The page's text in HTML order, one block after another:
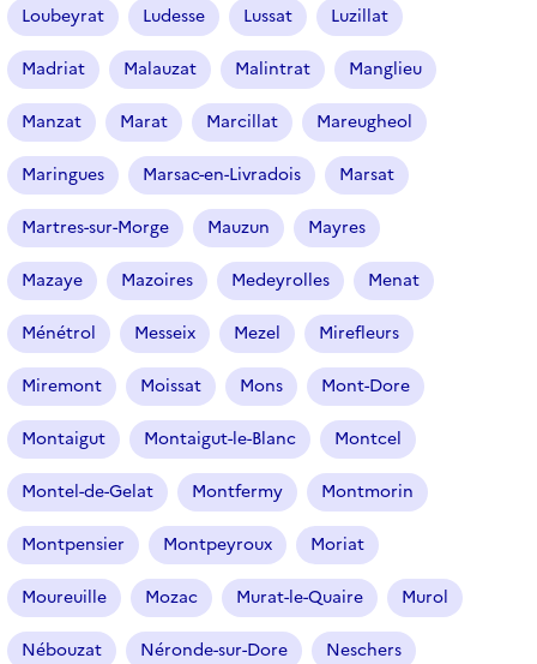
n
é
)
Loubeyrat Ludesse Lussat Luzillat
Madriat Malauzat Malintrat Manglieu
Manzat Marat Marcillat Mareugheol
Maringues Marsac-en-Livradois Marsat
Martres-sur-Morge Mauzun Mayres
Mazaye Mazoires Medeyrolles Menat
Ménétrol Messeix Mezel Mirefleurs
Miremont Moissat Mons Mont-Dore
Montaigut Montaigut-le-Blanc Montcel
Montel-de-Gelat Montfermy Montmorin
Montpensier Montpeyroux Moriat
Moureuille Mozac Murat-le-Quaire Murol
Nébouzat Néronde-sur-Dore Neschers